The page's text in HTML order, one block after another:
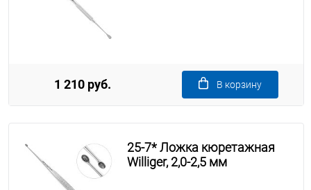
1 210 руб. В корзину
25-7* Ложка кюретажная
Williger, 2,0-2,5 мм